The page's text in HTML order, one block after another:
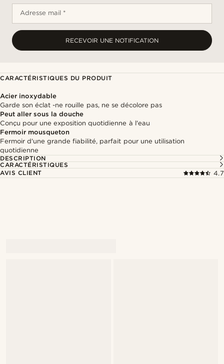
Adresse mail *
RECEVOIR UNE NOTIFICATION
CARACTÉRISTIQUES DU PRODUIT
Acier inoxydable
Garde son éclat -ne rouille pas, ne se décolore pas
Peut aller sous la douche
Conçu pour une exposition quotidienne à l'eau
Fermoir mousqueton
Fermoir d'une grande fiabilité, parfait pour une utilisation
quotidienne
DESCRIPTION
CARACTÉRISTIQUES
AVIS CLIENT
4.7